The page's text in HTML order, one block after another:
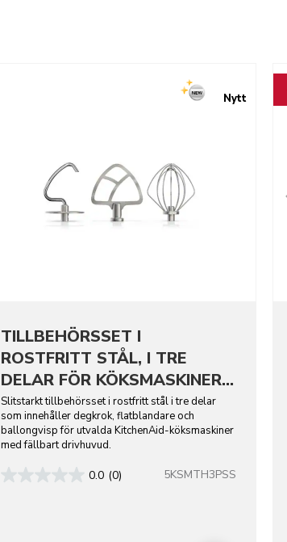
Nytt
TILLBEHÖRSSET I
ROSTFRITT STÅL, I TRE
DELAR FÖR KÖKSMASKINER
MED FÄLLBART DRIVHUVUD
Slitstarkt tillbehörsset i rostfritt stål i tre delar
som innehåller degkrok, flatblandare och
ballongvisp för utvalda KitchenAid-köksmaskiner
med fällbart drivhuvud.
0.0 (0) 5KSMTH3PSS